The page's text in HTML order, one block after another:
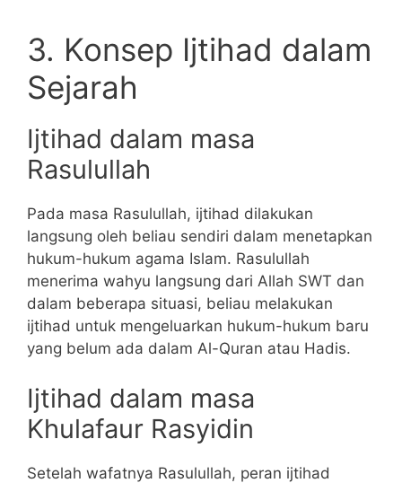
3. Konsep Ijtihad dalam
Sejarah
Ijtihad dalam masa
Rasulullah
Pada masa Rasulullah, ijtihad dilakukan
langsung oleh beliau sendiri dalam menetapkan
hukum-hukum agama Islam. Rasulullah
menerima wahyu langsung dari Allah SWT dan
dalam beberapa situasi, beliau melakukan
ijtihad untuk mengeluarkan hukum-hukum baru
yang belum ada dalam Al-Quran atau Hadis.
Ijtihad dalam masa
Khulafaur Rasyidin
Setelah wafatnya Rasulullah, peran ijtihad